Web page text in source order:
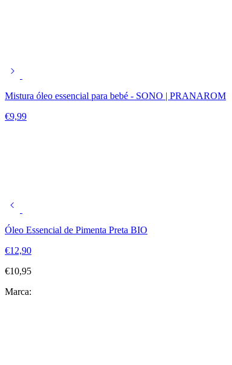
Mistura óleo essencial para bebé - SONO | PRANAROM
€9,99
Óleo Essencial de Pimenta Preta BIO
€12,90
€10,95
Marca: